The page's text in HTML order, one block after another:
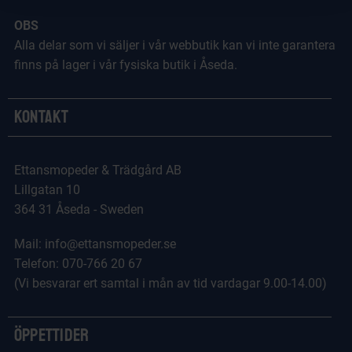
OBS
Alla delar som vi säljer i vår webbutik kan vi inte garantera
finns på lager i vår fysiska butik i Åseda.
Kontakt
Ettansmopeder & Trädgård AB
Lillgatan 10
364 31 Åseda - Sweden
Mail: info@ettansmopeder.se
Telefon: 070-766 20 67
(Vi besvarar ert samtal i mån av tid vardagar 9.00-14.00)
Öppettider